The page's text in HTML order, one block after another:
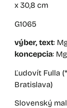
x 30,8 cm
G1065
výber, text:
koncepcia:
Ľudovít Fulla
Bratislava)
Slovenský